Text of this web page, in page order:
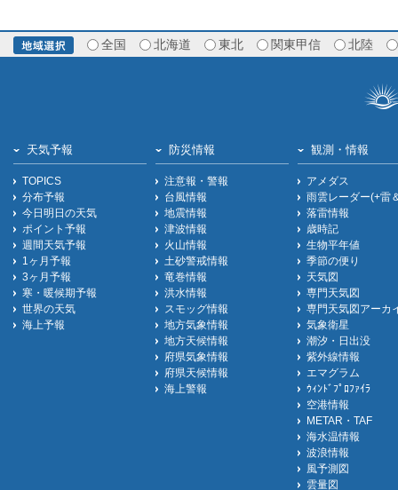
全国 北海道 東北 関東甲信 北陸
天気予報
TOPICS
分布予報
今日明日の天気
ポイント予報
週間天気予報
1ヶ月予報
3ヶ月予報
寒・暖候期予報
世界の天気
海上予報
防災情報
注意報・警報
台風情報
地震情報
津波情報
火山情報
土砂警戒情報
竜巻情報
洪水情報
スモッグ情報
地方気象情報
地方天候情報
府県気象情報
府県天候情報
海上警報
観測・情報
アメダス
雨雲レーダー(+雷
落雷情報
歳時記
生物平年値
季節の便り
天気図
専門天気図
専門天気図アーカ
気象衛星
潮汐・日出没
紫外線情報
エマグラム
ｳｨﾝﾄﾞﾌﾟﾛﾌｧｲﾗ
空港情報
METAR・TAF
海水温情報
波浪情報
風予測図
雲量図